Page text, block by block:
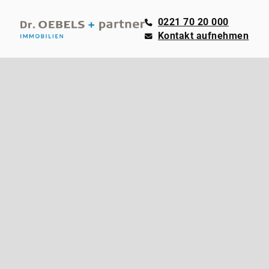
0221 70 20 000
Kontakt aufnehmen